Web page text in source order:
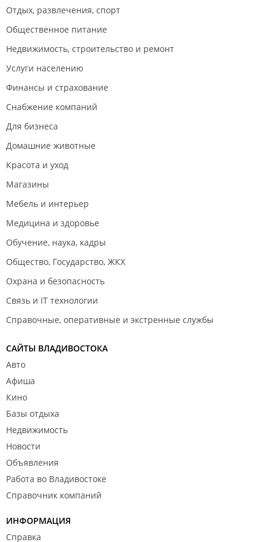
Отдых, развлечения, спорт
Общественное питание
Недвижимость, строительство и ремонт
Услуги населению
Финансы и страхование
Снабжение компаний
Для бизнеса
Домашние животные
Красота и уход
Магазины
Мебель и интерьер
Медицина и здоровье
Обучение, наука, кадры
Общество, Государство, ЖКХ
Охрана и безопасность
Связь и IT технологии
Справочные, оперативные и экстренные службы
САЙТЫ ВЛАДИВОСТОКА
Авто
Афиша
Кино
Базы отдыха
Недвижимость
Новости
Объявления
Работа во Владивостоке
Справочник компаний
ИНФОРМАЦИЯ
Справка